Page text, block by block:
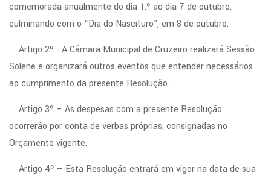
comemorada anualmente do dia 1.º ao dia 7 de outubro,
culminando com o “Dia do Nascituro”, em 8 de outubro.
Artigo 2º - A Câmara Municipal de Cruzeiro realizará Sessão
Solene e organizará outros eventos que entender necessários
ao cumprimento da presente Resolução.
Artigo 3º – As despesas com a presente Resolução
ocorrerão por conta de verbas próprias, consignadas no
Orçamento vigente.
Artigo 4º – Esta Resolução entrará em vigor na data de sua